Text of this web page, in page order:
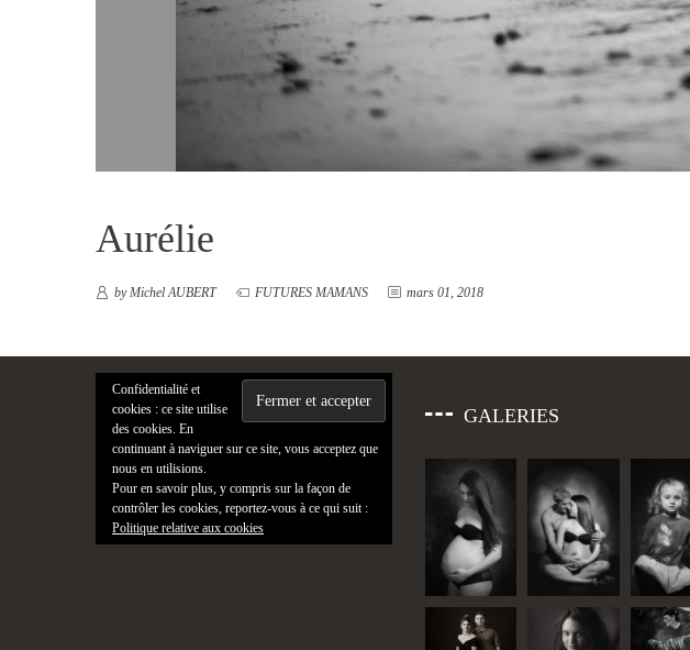
Aurélie
by Michel AUBERT FUTURES MAMANS mars 01, 2018
Confidentialité et
cookies : ce site utilise
des cookies. En
continuant à naviguer sur ce site, vous acceptez que
nous en utilisions.
Pour en savoir plus, y compris sur la façon de
contrôler les cookies, reportez-vous à ce qui suit :
Politique relative aux cookies
GALERIES